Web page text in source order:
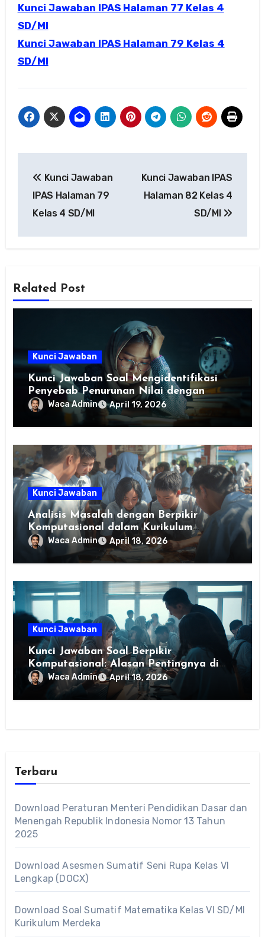
Kunci Jawaban IPAS Halaman 77 Kelas 4
SD/MI
Kunci Jawaban IPAS Halaman 79 Kelas 4
SD/MI
pos
Kunci Jawaban
IPAS Halaman 79
Kelas 4 SD/MI
Kunci Jawaban IPAS
Halaman 82 Kelas 4
SD/MI
Related Post
Kunci Jawaban
Kunci Jawaban Soal Mengidentifikasi
Penyebab Penurunan Nilai dengan
Berpikir Komputasional
Waca Admin April 19, 2026
Kunci Jawaban
Analisis Masalah dengan Berpikir
Komputasional dalam Kurikulum
Merdeka
Waca Admin April 18, 2026
Kunci Jawaban
Kunci Jawaban Soal Berpikir
Komputasional: Alasan Pentingnya di
Era Digital dan Contoh Penerapannya
Waca Admin April 18, 2026
Terbaru
Download Peraturan Menteri Pendidikan Dasar dan
Menengah Republik Indonesia Nomor 13 Tahun
2025
Download Asesmen Sumatif Seni Rupa Kelas VI
Lengkap (DOCX)
Download Soal Sumatif Matematika Kelas VI SD/MI
Kurikulum Merdeka